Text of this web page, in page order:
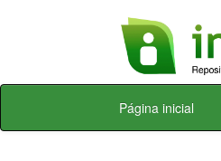
Skip
Página inicial